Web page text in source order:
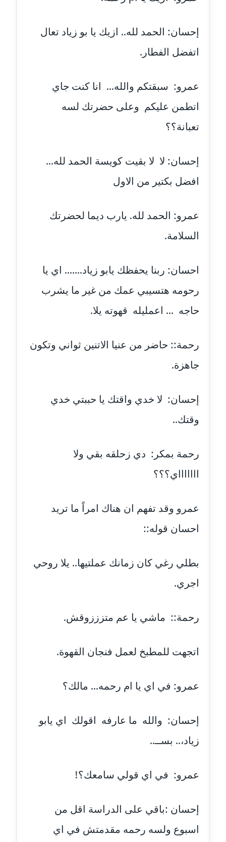
عاملة
مدونة شرف الدين محمد
مدونة شيماء الجمل
مدونة شيماء عبد المقصود
عاملة
مدونة شيماء عصام
عاملة
مدونة شيماء مكى
مدونة صفاء فوزي
مدونة صفية الجيار
عاملة
عاملة
مدونة طلبة رضوان
مدونة طه ابوزيد
عاملة
عاملة
مدونة عاصم عرابي
مدونة عبد الحميد ابراهيم
مدونة عبد الوهاب بدر
عاملة
مدونة عبير بسيوني
مدونة عبير سعد
إحسان: الحمد لله.. ازيك يا بو زياد تعال
اتفضل الفطار.
عمرو: سبقتكم والله... انا كنت جاي
اتطمن عليكم وعلى حضرتك لسه
تعبانة؟؟
إحسان: لا لا بقيت كويسة الحمد لله...
افضل بكتير من الاول
عمرو: الحمد لله. يارب ديما لحضرتك
السلامة.
احسان: ربنا يحفظك يابو زياد....... اي يا
رحومه هتسيبي عمك من غير ما يشرب
حاجه ... اعمليله قهوته يلا.
رحمة:: حاضر من عنيا الاتنين ثواني وتكون
جاهزة.
إحسان: لا خدي واقتك يا حببتي خدي
وقتك..
رحمة بمكر: دي زحلقه بقي ولا
اااااااي؟؟؟
عمرو وقد تفهم ان هناك امراً ما تريد
احسان قوله::
بطلي رغي كان زمانك عملتيها.. يلا روحي
اجري.
رحمة:: ماشي يا عم متزززوقش.
اتجهت للمطبخ لعمل فنجان القهوة.
عمرو: في اي يا ام رحمه... مالك؟
إحسان: والله ما عارفه اقولك اي يابو
زياد،.. بســ..
عمرو: في اي قولي سامعك؟!
إحسان :باقي على الدراسة اقل من
اسبوع ولسه رحمه مقدمتش في اي